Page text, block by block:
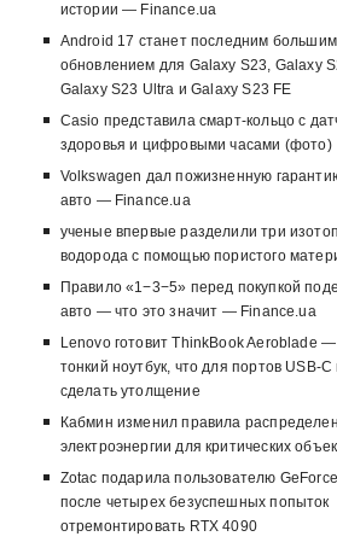
истории — Finance.ua
Android 17 станет последним большим
обновлением для Galaxy S23, Galaxy
Galaxy S23 Ultra и Galaxy S23 FE
Casio представила смарт-кольцо с
здоровья и цифровыми часами (фото)
Volkswagen дал пожизненную
авто — Finance.ua
ученые впервые разделили три
водорода с помощью пористого
Правило «1−3−5» перед покупкой
авто — что это значит — Finance.ua
Lenovo готовит ThinkBook Aeroblade
тонкий ноутбук, что для портов USB-
сделать утолщение
Кабмин изменил правила
электроэнергии для критических
Zotac подарила пользователю
после четырех безуспешных попыток
отремонтировать RTX 4090